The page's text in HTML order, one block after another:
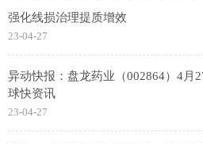
强化线损治理提质增效
23-04-27
异动快报：盘龙药业（002864）4月
球快资讯
23-04-27